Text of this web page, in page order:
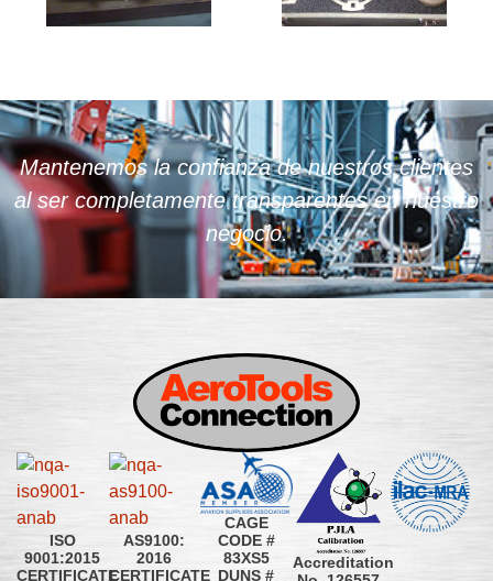
Mantenemos la confianza de nuestros clientes
al ser completamente transparentes en nuestro
negocio.
ISO
9001:2015
CERTIFICATE
AS9100:
2016
CERTIFICATE
CAGE
CODE #
83XS5
DUNS #
Accreditation